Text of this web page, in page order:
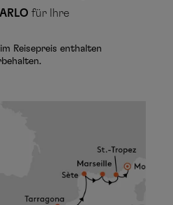
für Ihre
Reisepreis enthalten